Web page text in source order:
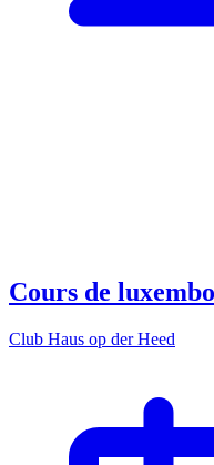
Cours de
Club Haus op der Heed